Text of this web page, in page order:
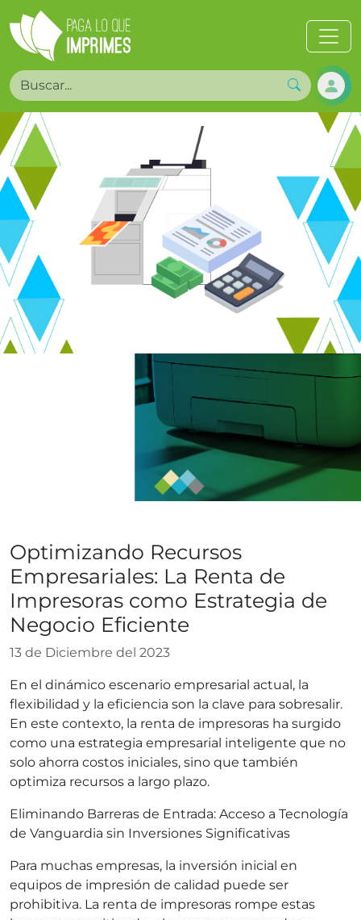
Optimizando Recursos
Empresariales: La Renta de
Impresoras como Estrategia de
Negocio Eficiente
13 de Diciembre del 2023
En el dinámico escenario empresarial actual, la
flexibilidad y la eficiencia son la clave para sobresalir.
En este contexto, la renta de impresoras ha surgido
como una estrategia empresarial inteligente que no
solo ahorra costos iniciales, sino que también
optimiza recursos a largo plazo.
Eliminando Barreras de Entrada: Acceso a Tecnología
de Vanguardia sin Inversiones Significativas
Para muchas empresas, la inversión inicial en
equipos de impresión de calidad puede ser
prohibitiva. La renta de impresoras rompe estas